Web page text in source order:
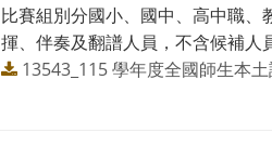
比賽組別分國小、國中、高中職
揮、伴奏及翻譜人員，不含候補人
13543_115 學年度全國師生本